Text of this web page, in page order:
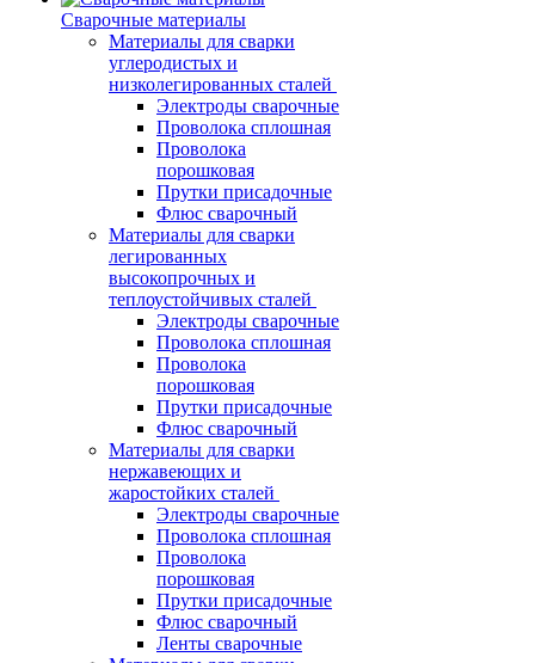
Сварочные материалы
Материалы для сварки
углеродистых и
низколегированных сталей
Электроды сварочные
Проволока сплошная
Проволока
порошковая
Прутки присадочные
Флюс сварочный
Материалы для сварки
легированных
высокопрочных и
теплоустойчивых сталей
Электроды сварочные
Проволока сплошная
Проволока
порошковая
Прутки присадочные
Флюс сварочный
Материалы для сварки
нержавеющих и
жаростойких сталей
Электроды сварочные
Проволока сплошная
Проволока
порошковая
Прутки присадочные
Флюс сварочный
Ленты сварочные